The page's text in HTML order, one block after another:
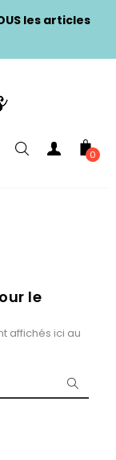
les articles
0
le
affichés ici au